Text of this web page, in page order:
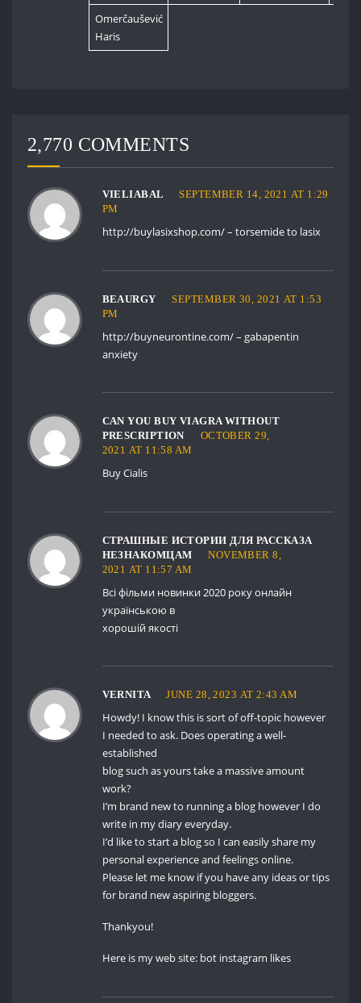
Omerčaušević
Haris
2,770 COMMENTS
VIELIABAL
SEPTEMBER 14, 2021 AT 1:29
PM
http://buylasixshop.com/– torsemide to lasix
BEAURGY
SEPTEMBER 30, 2021 AT 1:53
PM
http://buyneurontine.com/– gabapentin
anxiety
CAN YOU BUY VIAGRA WITHOUT
PRESCRIPTION
OCTOBER 29,
2021 AT 11:58 AM
Buy Cialis
СТРАШНЫЕ ИСТОРИИ ДЛЯ РАССКАЗА
НЕЗНАКОМЦАМ
NOVEMBER 8,
2021 AT 11:57 AM
Всі фільми новинки 2020 року онлайн
українською в
хорошій якості
VERNITA JUNE 28, 2023 AT 2:43 AM
Howdy! I know this is sort of off-topic however
I needed to ask. Does operating a well-
established
blog such as yours take a massive amount
work?
I’m brand new to running a blog however I do
write in my diary everyday.
I’d like to start a blog so I can easily share my
personal experience and feelings online.
Please let me know if you have any ideas or tips
for brand new aspiring bloggers.
Thankyou!
Here is my web site: bot instagram likes